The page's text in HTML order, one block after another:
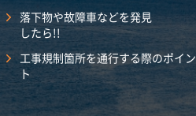
落下物や故障車などを発見
したら!!
工事規制箇所を通行する際のポイン
ト